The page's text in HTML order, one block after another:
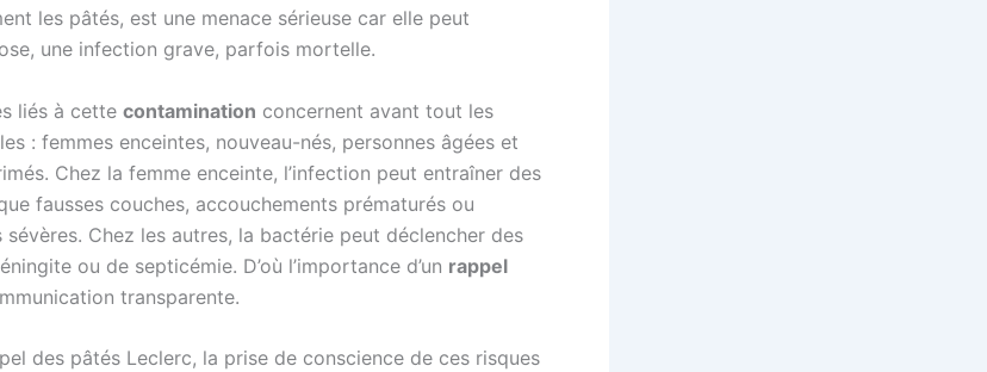
les pâtés, est une menace sérieuse car elle peut
une infection grave, parfois mortelle.
liés à cette contamination concernent avant tout les
: femmes enceintes, nouveau-nés, personnes âgées et
Chez la femme enceinte, l’infection peut entraîner des
fausses couches, accouchements prématurés ou
Chez les autres, la bactérie peut déclencher des
ou de septicémie. D’où l’importance d’un rappel
transparente.
des pâtés Leclerc, la prise de conscience de ces risques